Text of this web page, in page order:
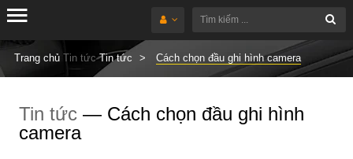
Trang chủ Tin tức Tin tức Cách chọn đầu ghi hình camera
Tin tức — Cách chọn đầu ghi hình
camera